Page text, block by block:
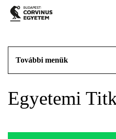
További menük
Egyetemi